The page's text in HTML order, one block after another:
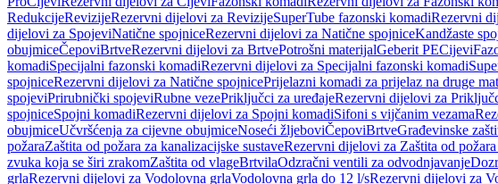
RedukcijeRevizijeRezervni dijelovi za RevizijeSuperTube fazonski komadiRezervni
dijelovi za SpojeviNatične spojniceRezervni dijelovi za Natične spojniceKandžaste
obujmiceČepoviBrtveRezervni dijelovi za BrtvePotrošni materijalGeberit PECijevi
komadiSpecijalni fazonski komadiRezervni dijelovi za Specijalni fazonski komadi
spojniceRezervni dijelovi za Natične spojnicePrijelazni komadi za prijelaz na druge
spojeviPrirubnički spojeviRubne vezePriključci za uređajeRezervni dijelovi za
spojniceSpojni komadiRezervni dijelovi za Spojni komadiSifoni s vijčanim vezama
obujmiceUčvršćenja za cijevne obujmiceNoseći žljeboviČepoviBrtveGrađevinske
požaraZaštita od požara za kanalizacijske sustaveRezervni dijelovi za Zaštita od
zvuka koja se širi zrakomZaštita od vlageBrtvilaOdzračni ventili za odvodnjavanje
grlaRezervni dijelovi za Vodolovna grlaVodolovna grla do 12 l/sRezervni dijelovi za